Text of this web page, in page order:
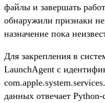
файлы и завершать
обнаружили признаки
назначение пока
Для закрепления в
LaunchAgent с
данных отвечает